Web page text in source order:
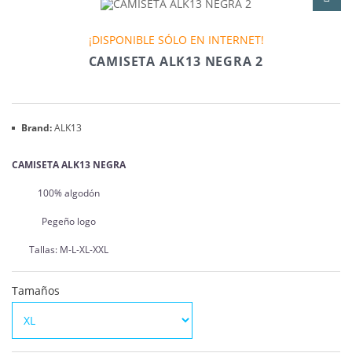
¡DISPONIBLE SÓLO EN INTERNET!
CAMISETA ALK13 NEGRA 2
Brand:ALK13
CAMISETA ALK13 NEGRA
100% algodón
Pegeño logo
Tallas: M-L-XL-XXL
Tamaños